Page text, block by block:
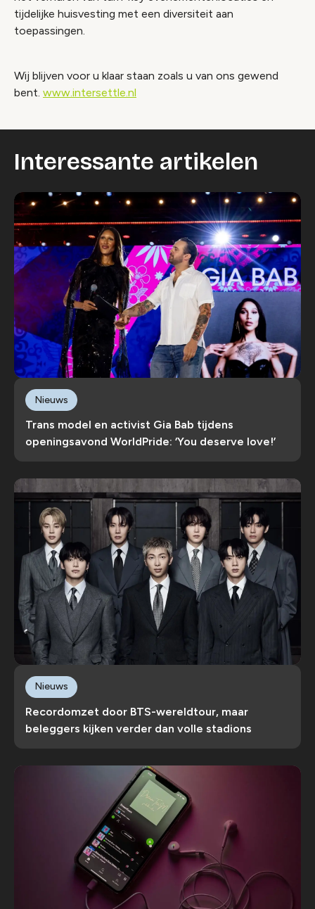
tijdelijke huisvesting met een diversiteit aan
toepassingen.
Wij blijven voor u klaar staan zoals u van ons gewend
bent. www.intersettle.nl
Interessante artikelen
Trans model en activist Gia Bab tijdens
openingsavond WorldPride: ‘You deserve love!’
Nieuws
Recordomzet door BTS-wereldtour, maar
beleggers kijken verder dan volle stadions
Nieuws